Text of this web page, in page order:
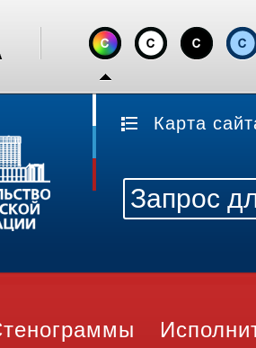
Карта